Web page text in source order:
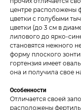
центре расположены
цветки с голубыми
цветки (до 3 см в
лилового до ярко-
становятся нежного
форму плоского
гортензия имеет
она и получила свое
Особенности
Отличается своей
расположены